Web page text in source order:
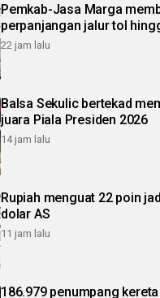
Pemkab-Jasa Marga
perpanjangan jalur tol
22 jam lalu
Balsa Sekulic bertekad
juara Piala Presiden 2026
14 jam lalu
Rupiah menguat 22 poin
dolar AS
11 jam lalu
186.979 penumpang